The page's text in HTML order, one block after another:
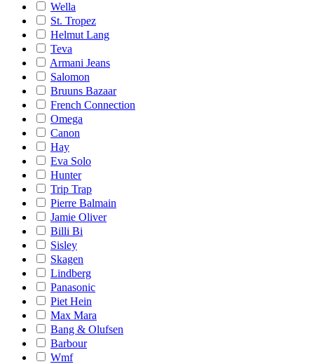
Wella
St. Tropez
Helmut Lang
Teva
Armani Jeans
Salomon
Bruuns Bazaar
French Connection
Omega
Canon
Hay
Eva Solo
Hunter
Trip Trap
Pierre Balmain
Jamie Oliver
Billi Bi
Sisley
Skagen
Lindberg
Panasonic
Piet Hein
Max Mara
Bang & Olufsen
Barbour
Wmf